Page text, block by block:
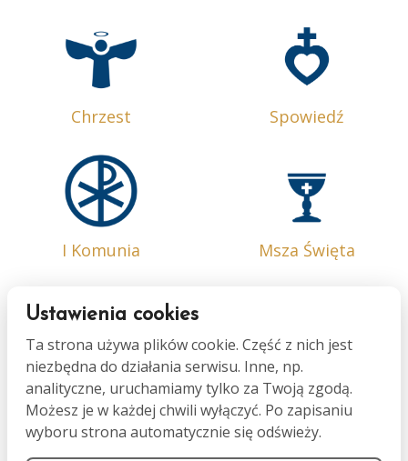
Chrzest Spowiedź
I Komunia Msza Święta
Bierzmowanie Małżeństwo
Ustawienia cookies
Ta strona używa plików cookie. Część z nich jest
niezbędna do działania serwisu. Inne, np.
analityczne, uruchamiamy tylko za Twoją zgodą.
Możesz je w każdej chwili wyłączyć. Po zapisaniu
wyboru strona automatycznie się odświeży.